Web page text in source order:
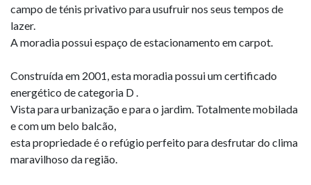
campo de ténis privativo para usufruir nos seus tempos de
lazer.
A moradia possui espaço de estacionamento em carpot.
Construída em 2001, esta moradia possui um certificado
energético de categoria D .
Vista para urbanização e para o jardim. Totalmente mobilada
e com um belo balcão,
esta propriedade é o refúgio perfeito para desfrutar do clima
maravilhoso da região.